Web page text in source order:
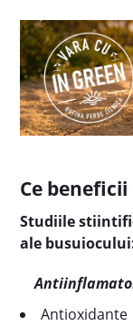
Ce
Studiile
ale
Antioxidante